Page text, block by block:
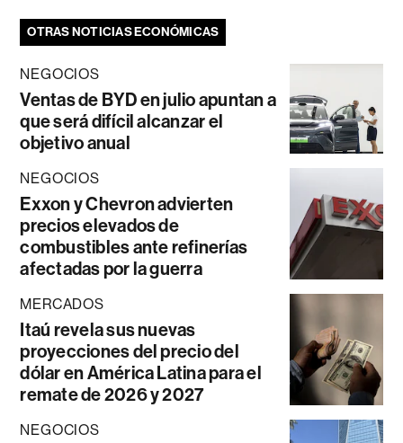
OTRAS NOTICIAS ECONÓMICAS
NEGOCIOS
Ventas de BYD en julio apuntan a
que será difícil alcanzar el
objetivo anual
NEGOCIOS
Exxon y Chevron advierten
precios elevados de
combustibles ante refinerías
afectadas por la guerra
MERCADOS
Itaú revela sus nuevas
proyecciones del precio del
dólar en América Latina para el
remate de 2026 y 2027
NEGOCIOS